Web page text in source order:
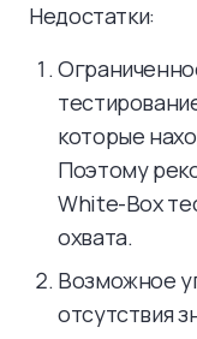
Недостатки:
которые
Поэтому
White-Box
охвата.
Возможное
отсутствия